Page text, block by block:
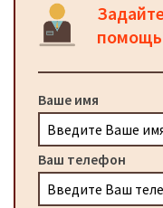
Ваше имя
Ваш телефон